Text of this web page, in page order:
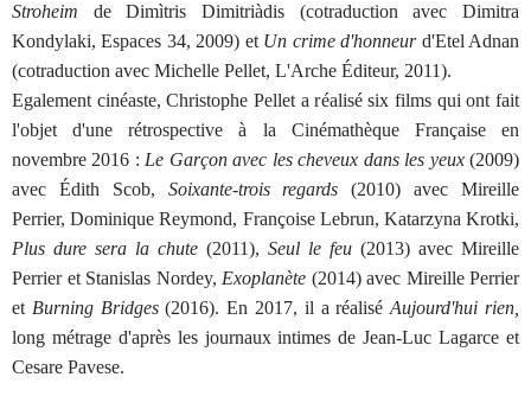
Stroheim de Dimìtris Dimitriàdis (cotraduction avec Dimitra
Kondylaki, Espaces 34, 2009) et Un crime d'honneurd'Etel Adnan
(cotraduction avec Michelle Pellet, L'Arche Éditeur, 2011).
Egalement cinéaste, Christophe Pellet a réalisé six films qui ont fait
l'objet d'une rétrospective à la Cinémathèque Française en
novembre 2016 : Le Garçon avec les cheveux dans les yeux(2009)
avec Édith Scob, Soixante-trois regards (2010) avec Mireille
Perrier, Dominique Reymond, Françoise Lebrun, Katarzyna Krotki,
Plus dure sera la chute (2011), Seul le feu (2013) avec Mireille
Perrier et Stanislas Nordey, Exoplanète (2014) avec Mireille Perrier
et Burning Bridges(2016). En 2017, il a réaliséAujourd'hui rien,
long métrage d'après les journaux intimes de Jean-Luc Lagarce et
Cesare Pavese.